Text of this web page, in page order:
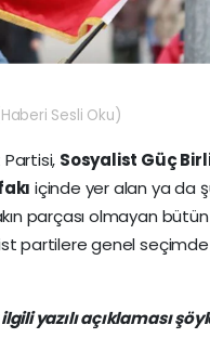
Sesli Oku)
Sosyalist Güç
içinde yer alan ya da
parçası olmayan
partilere genel
yazılı açıklaması